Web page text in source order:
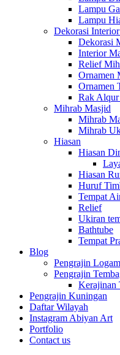
Lampu
Lampu
Dekorasi
Dekorasi
Interior
Relief
Ornamen
Ornamen
Rak
Mihrab Masjid
Mihrab
Mihrab
Hiasan
Hiasan
Hiasan
Huruf
Tempat
Relief
Ukiran
Bathtube
Tempat
Blog
Pengrajin Logam
Pengrajin
Kerajinan
Pengrajin Kuningan
Daftar Wilayah
Instagram Abiyan Art
Portfolio
Contact us